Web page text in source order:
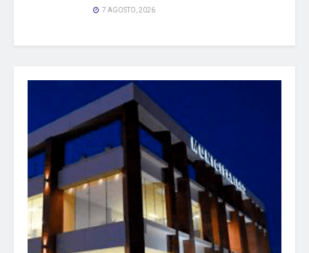
7 AGOSTO, 2026